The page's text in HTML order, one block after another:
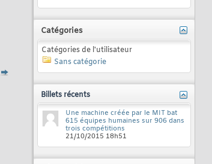
Catégories
Catégories de l'utilisateur
Sans catégorie
Billets récents
Une machine créée par le MIT bat
615 équipes humaines sur 906 dans
trois compétitions
21/10/2015 18h51